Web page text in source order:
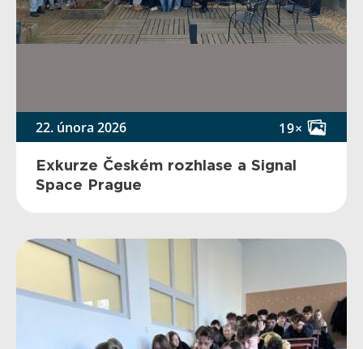
22. února 2026 19×
Exkurze Českém rozhlase a Signal
Space Prague